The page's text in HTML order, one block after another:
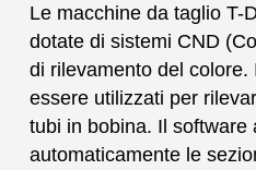
Le macchine da taglio T-
dotate di sistemi CND
di rilevamento del
essere utilizzati per
tubi in bobina. Il software
automaticamente le